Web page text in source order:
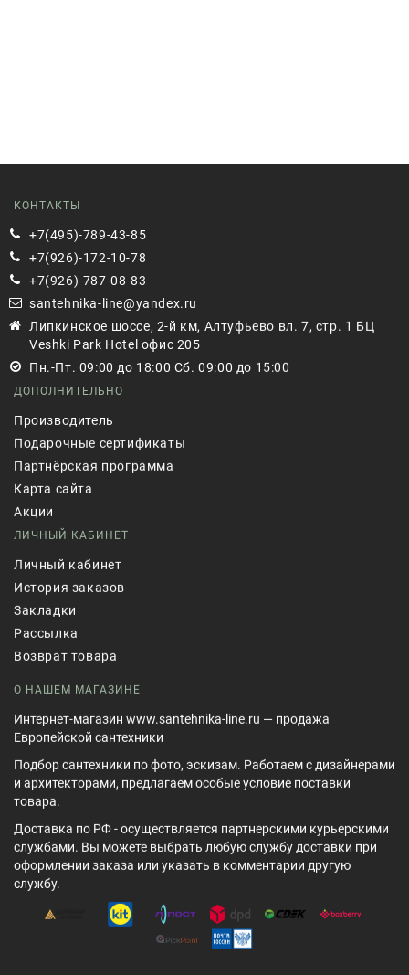
КОНТАКТЫ
+7(495)-789-43-85
+7(926)-172-10-78
+7(926)-787-08-83
santehnika-line@yandex.ru
Липкинское шоссе, 2-й км, Алтуфьево вл. 7, стр. 1 БЦ
Veshki Park Hotel офис 205
Пн.-Пт. 09:00 до 18:00 Сб. 09:00 до 15:00
ДОПОЛНИТЕЛЬНО
Производитель
Подарочные сертификаты
Партнёрская программа
Карта сайта
Акции
ЛИЧНЫЙ КАБИНЕТ
Личный кабинет
История заказов
Закладки
Рассылка
Возврат товара
О НАШЕМ МАГАЗИНЕ
Интернет-магазин www.santehnika-line.ru — продажа
Европейской сантехники
Подбор сантехники по фото, эскизам. Работаем с дизайнерами
и архитекторами, предлагаем особые условие поставки
товара.
Доставка по РФ - осуществляется партнерскими курьерскими
службами. Вы можете выбрать любую службу доставки при
оформлении заказа или указать в комментарии другую
службу.